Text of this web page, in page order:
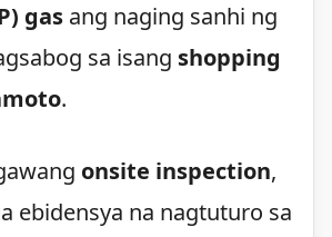
gas ang naging sanhi ng
sa isang shopping
.
onsite inspection,
ebidensya na nagtuturo sa